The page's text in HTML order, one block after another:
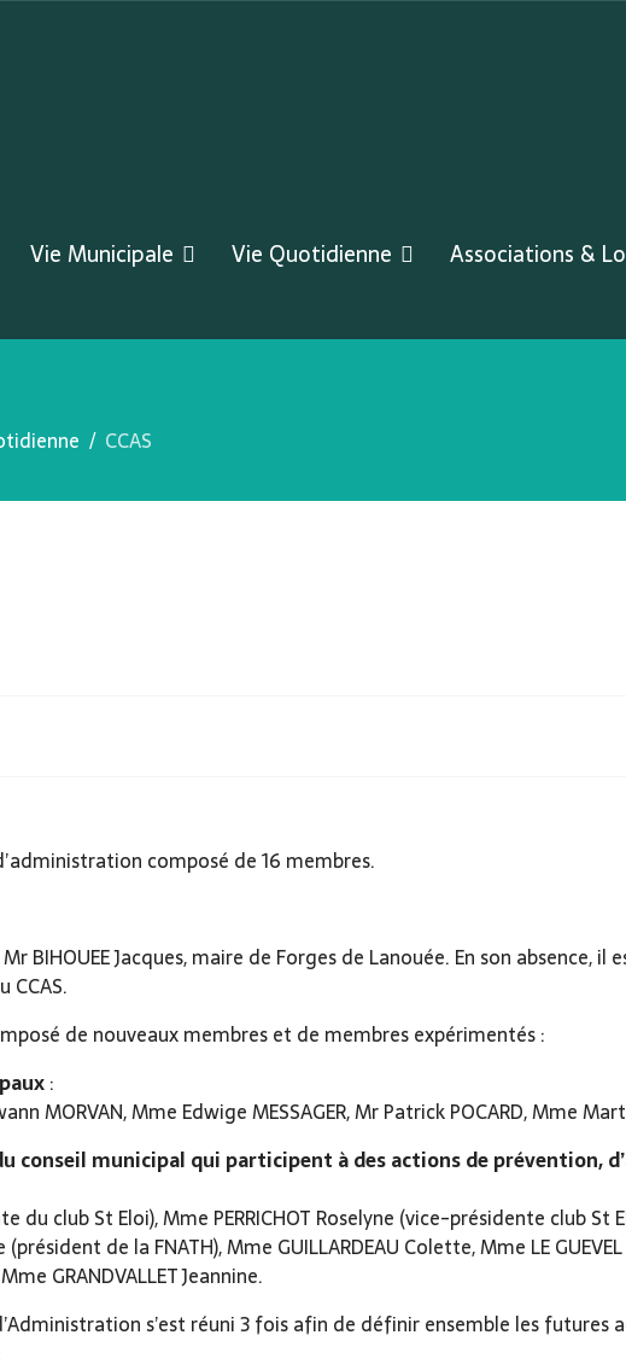
Vie Municipale Vie Quotidienne Associations &
CCAS
composé de 16 membres.
BIHOUEE Jacques, maire de Forges de Lanouée. En son absence, il
CCAS.
de nouveaux membres et de membres expérimentés :
:
MORVAN, Mme Edwige MESSAGER, Mr Patrick POCARD, Mme
conseil municipal qui participent à des actions de prévention,
du club St Eloi), Mme PERRICHOT Roselyne (vice-présidente club St
de la FNATH), Mme GUILLARDEAU Colette, Mme LE
GRANDVALLET Jeannine.
s’est réuni 3 fois afin de définir ensemble les futures